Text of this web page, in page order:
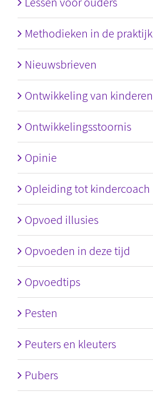
Methodieken in de praktijk
Nieuwsbrieven
Ontwikkeling van kinderen
Ontwikkelingsstoornis
Opinie
Opleiding tot kindercoach
Opvoed illusies
Opvoeden in deze tijd
Opvoedtips
Pesten
Peuters en kleuters
Pubers